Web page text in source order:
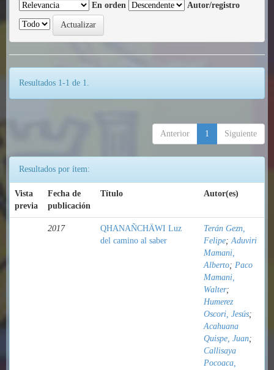
En orden
Autor/registro
Resultados 1-1 de 1.
Anterior 1 Siguiente
Resultados por ítem:
Vista
previa
Fecha de
publicación
Título Autor(es)
2017
QHANAÑCHÄWI Luz
del camino al saber
Terán Gezn,
Felipe;Aduviri
Mamani,
Alberto; Paco
Mamani,
Walter;
Humerez
Oscori, Jesús;
Acahuana
Quispe, Juan;
Callisaya
Pocoaca,